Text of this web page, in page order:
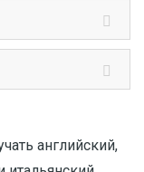
английский,